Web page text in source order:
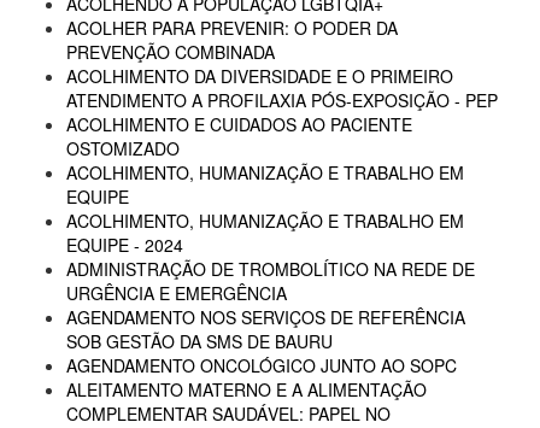
ACOLHER PARA PREVENIR: O PODER DA
PREVENÇÃO COMBINADA
ACOLHIMENTO DA DIVERSIDADE E O PRIMEIRO
ATENDIMENTO A PROFILAXIA PÓS-EXPOSIÇÃO - PEP
ACOLHIMENTO E CUIDADOS AO PACIENTE
OSTOMIZADO
ACOLHIMENTO, HUMANIZAÇÃO E TRABALHO EM
EQUIPE
ACOLHIMENTO, HUMANIZAÇÃO E TRABALHO EM
EQUIPE - 2024
ADMINISTRAÇÃO DE TROMBOLÍTICO NA REDE DE
URGÊNCIA E EMERGÊNCIA
AGENDAMENTO NOS SERVIÇOS DE REFERÊNCIA
SOB GESTÃO DA SMS DE BAURU
AGENDAMENTO ONCOLÓGICO JUNTO AO SOPC
ALEITAMENTO MATERNO E A ALIMENTAÇÃO
COMPLEMENTAR SAUDÁVEL: PAPEL NO